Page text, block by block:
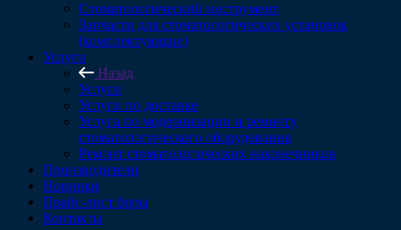
Стоматологический инструмент
Запчасти для стоматологических установок
(комплектующие)
Услуги
Назад
Услуги
Услуги по доставке
Услуга по модернизации и ремонту
стоматологического оборудования
Ремонт стоматологических наконечников
Производители
Новинки
Прайс-лист боры
Контакты